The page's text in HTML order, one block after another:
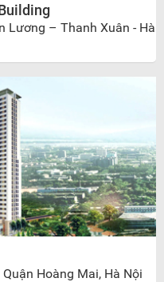
Lương – Thanh Xuân - Hà
Hoàng Mai, Hà Nội